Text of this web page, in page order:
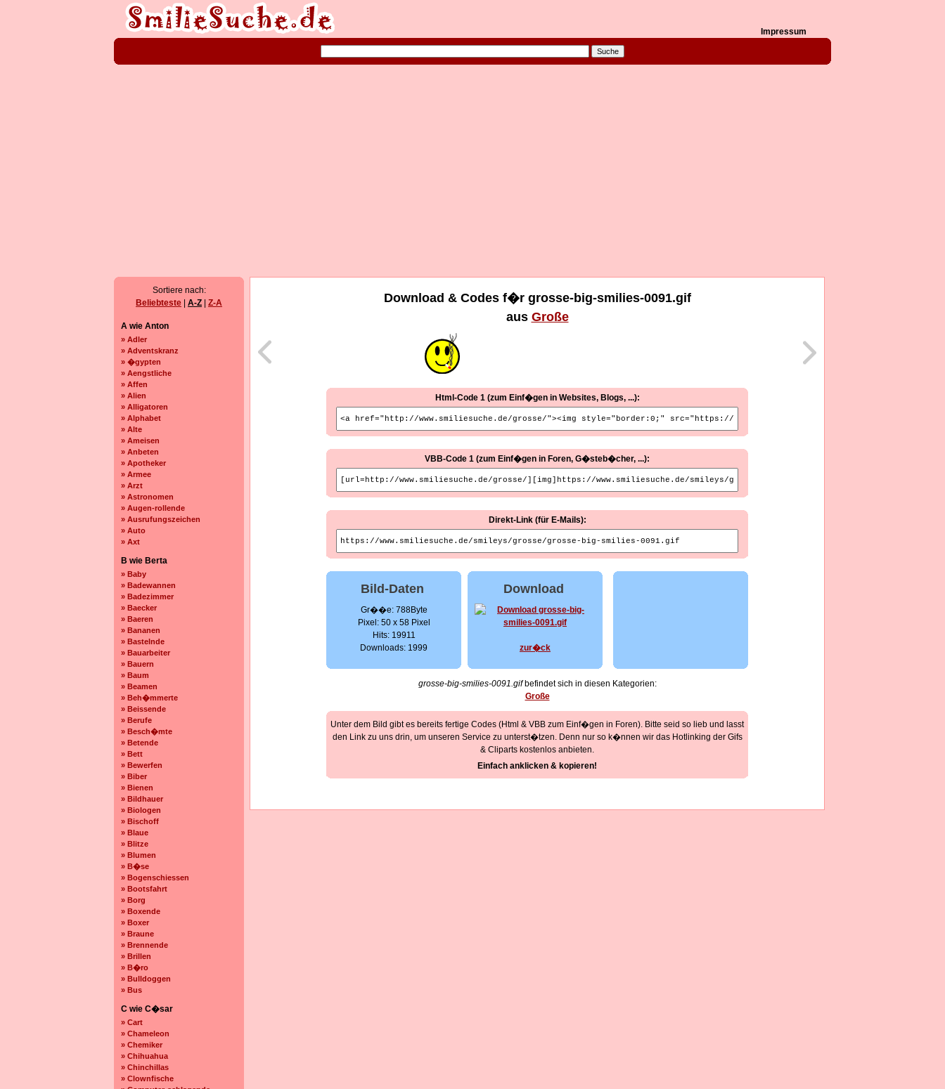
Impressum
Sortiere nach:
Beliebteste
A-Z Z-A
A wie Anton
» Adler
» Adventskranz
» �gypten
» Aengstliche
» Affen
» Alien
» Alligatoren
» Alphabet
» Alte
» Ameisen
» Anbeten
» Apotheker
» Armee
» Arzt
» Astronomen
» Augen-rollende
» Ausrufungszeichen
» Auto
» Axt
B wie Berta
» Baby
» Badewannen
» Badezimmer
» Baecker
» Baeren
» Bananen
» Bastelnde
» Bauarbeiter
» Bauern
» Baum
» Beamen
» Beh�mmerte
» Beissende
» Berufe
» Besch�mte
» Betende
» Bett
» Bewerfen
» Biber
» Bienen
» Bildhauer
» Biologen
» Bischoff
» Blaue
» Blitze
» Blumen
» B�se
» Bogenschiessen
» Bootsfahrt
» Borg
» Boxende
» Boxer
» Braune
» Brennende
» Brillen
» B�ro
» Bulldoggen
» Bus
C wie C�sar
» Cart
» Chameleon
» Chemiker
» Chihuahua
» Chinchillas
» Clownfische
Download & Codes f�r grosse-big-smilies-0091.gif
aus Große
Html-Code 1 (zum Einf�gen in Websites, Blogs, ...):
VBB-Code 1 (zum Einf�gen in Foren, G�steb�cher, ...):
Direkt-Link (für E-Mails):
Bild-Daten
Gr��e: 788Byte
Pixel: 50 x 58 Pixel
Hits: 19911
Downloads: 1999
Download
zur�ck
grosse-big-smilies-0091.gifbefindet sich in diesen Kategorien:
Große
Unter dem Bild gibt es bereits fertige Codes (Html & VBB zum Einf�gen in Foren). Bitte seid so lieb und lasst
den Link zu uns drin, um unseren Service zu unterst�tzen. Denn nur so k�nnen wir das Hotlinking der Gifs
& Cliparts kostenlos anbieten.
Einfach anklicken & kopieren!